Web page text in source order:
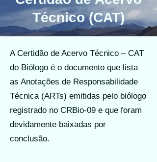
Técnico (CAT)
A Certidão de Acervo Técnico – CAT
do Biólogo é o documento que lista
as Anotações de Responsabilidade
Técnica (ARTs) emitidas pelo biólogo
registrado no CRBio-09 e que foram
devidamente baixadas por
conclusão.